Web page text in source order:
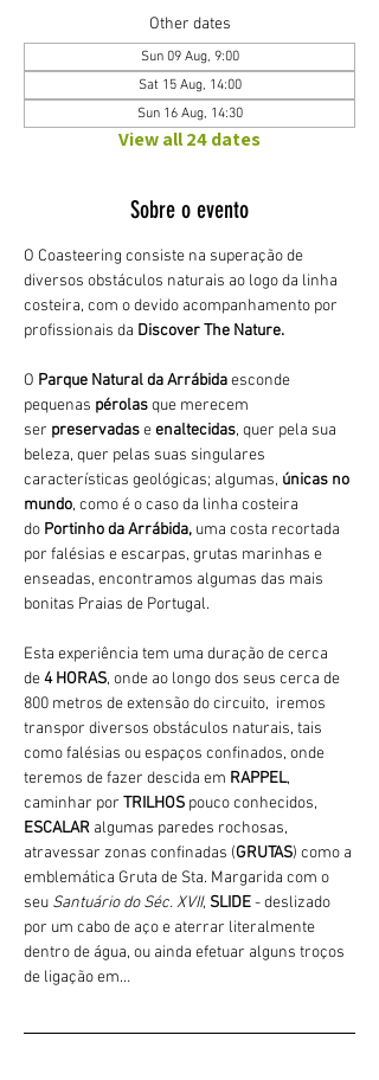
Other dates
Sun 09 Aug, 9:00
Sat 15 Aug, 14:00
Sun 16 Aug, 14:30
View all 24 dates
Sobre o evento
O Coasteering consiste na superação de
diversos obstáculos naturais ao logo da linha
costeira, com o devido acompanhamento por
profissionais da Discover The Nature.
O Parque Natural da Arrábida esconde
pequenas pérolas que merecem
ser preservadas e enaltecidas, quer pela sua
beleza, quer pelas suas singulares
características geológicas; algumas, únicas no
mundo, como é o caso da linha costeira
do Portinho da Arrábida, uma costa recortada
por falésias e escarpas, grutas marinhas e
enseadas, encontramos algumas das mais
bonitas Praias de Portugal.
Esta experiência tem uma duração de cerca
de 4 HORAS, onde ao longo dos seus cerca de
800 metros de extensão do circuito,  iremos
transpor diversos obstáculos naturais, tais
como falésias ou espaços confinados, onde
teremos de fazer descida em RAPPEL,
caminhar por TRILHOS pouco conhecidos,
ESCALAR algumas paredes rochosas,
atravessar zonas confinadas (GRUTAS) como a
emblemática Gruta de Sta. Margarida com o
seu Santuário do Séc. XVII, SLIDE - deslizado
por um cabo de aço e aterrar literalmente
dentro de água, ou ainda efetuar alguns troços
de ligação em…